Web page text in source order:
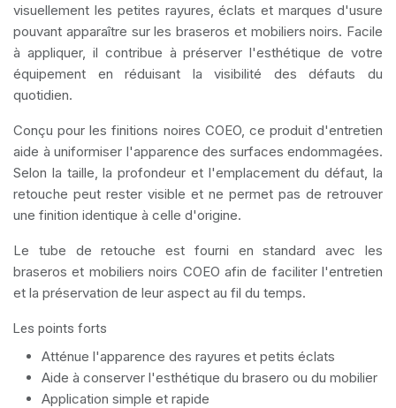
visuellement les petites rayures, éclats et marques d'usure
pouvant apparaître sur les braseros et mobiliers noirs. Facile
à appliquer, il contribue à préserver l'esthétique de votre
équipement en réduisant la visibilité des défauts du
quotidien.
Conçu pour les finitions noires COEO, ce produit d'entretien
aide à uniformiser l'apparence des surfaces endommagées.
Selon la taille, la profondeur et l'emplacement du défaut, la
retouche peut rester visible et ne permet pas de retrouver
une finition identique à celle d'origine.
Le tube de retouche est fourni en standard avec les
braseros et mobiliers noirs COEO afin de faciliter l'entretien
et la préservation de leur aspect au fil du temps.
Les points forts
Atténue l'apparence des rayures et petits éclats
Aide à conserver l'esthétique du brasero ou du mobilier
Application simple et rapide